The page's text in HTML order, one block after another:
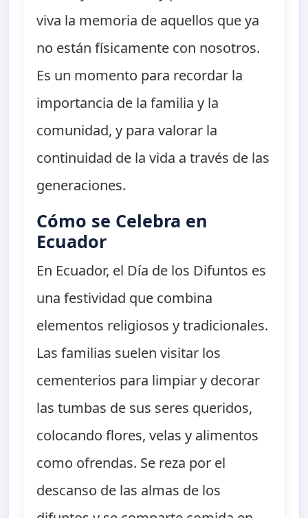
viva la memoria de aquellos que ya
no están físicamente con nosotros.
Es un momento para recordar la
importancia de la familia y la
comunidad, y para valorar la
continuidad de la vida a través de las
generaciones.
Cómo se Celebra en
Ecuador
En Ecuador, el Día de los Difuntos es
una festividad que combina
elementos religiosos y tradicionales.
Las familias suelen visitar los
cementerios para limpiar y decorar
las tumbas de sus seres queridos,
colocando flores, velas y alimentos
como ofrendas. Se reza por el
descanso de las almas de los